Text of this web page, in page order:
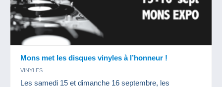
Mons met les disques vinyles à l’honneur !
VINYLES
Les samedi 15 et dimanche 16 septembre, les